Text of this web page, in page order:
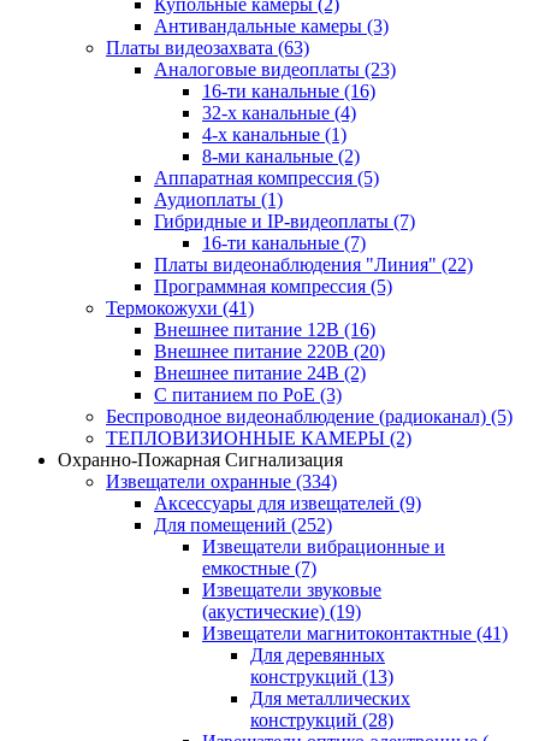
Купольные камеры (2)
Антивандальные камеры (3)
Платы видеозахвата (63)
Аналоговые видеоплаты (23)
16-ти канальные (16)
32-х канальные (4)
4-х канальные (1)
8-ми канальные (2)
Аппаратная компрессия (5)
Аудиоплаты (1)
Гибридные и IP-видеоплаты (7)
16-ти канальные (7)
Платы видеонаблюдения "Линия" (22)
Программная компрессия (5)
Термокожухи (41)
Внешнее питание 12В (16)
Внешнее питание 220В (20)
Внешнее питание 24В (2)
С питанием по PoE (3)
Беспроводное видеонаблюдение (радиоканал) (5)
ТЕПЛОВИЗИОННЫЕ КАМЕРЫ (2)
Охранно-Пожарная Сигнализация
Извещатели охранные (334)
Аксессуары для извещателей (9)
Для помещений (252)
Извещатели вибрационные и
емкостные (7)
Извещатели звуковые
(акустические) (19)
Извещатели магнитоконтактные (41)
Для деревянных
конструкций (13)
Для металлических
конструкций (28)